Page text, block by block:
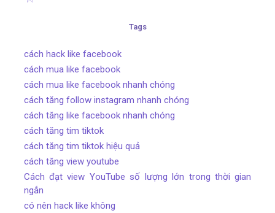
Tags
cách hack like facebook
cách mua like facebook
cách mua like facebook nhanh chóng
cách tăng follow instagram nhanh chóng
cách tăng like facebook nhanh chóng
cách tăng tim tiktok
cách tăng tim tiktok hiệu quả
cách tăng view youtube
Cách đạt view YouTube số lượng lớn trong thời gian
ngắn
có nên hack like không